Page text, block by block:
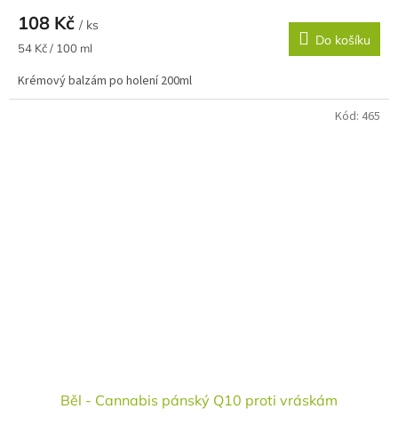
108 Kč / ks
Měrná
54 Kč / 100 ml Do košíku
Krémový balzám po holení 200ml
Běl - Cannabis pánský Q10 proti vráskám
Kód: 465